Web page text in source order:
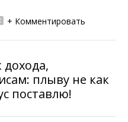
+ Комментировать
дохода,
плыву не как
поставлю!